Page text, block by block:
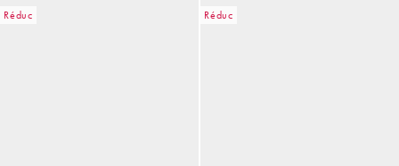
Réduc Réduc